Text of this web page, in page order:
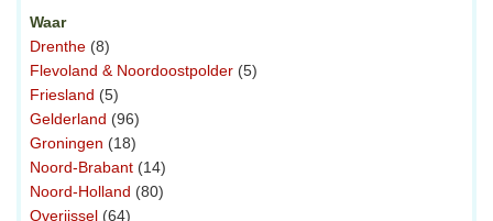
Waar
Drenthe (8)
Flevoland & Noordoostpolder (5)
Friesland (5)
Gelderland (96)
Groningen (18)
Noord-Brabant (14)
Noord-Holland (80)
Overijssel (64)